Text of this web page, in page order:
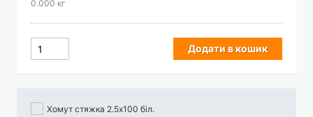
0.000 кг
Додати в кошик
Хомут стяжка 2.5х100 біл.